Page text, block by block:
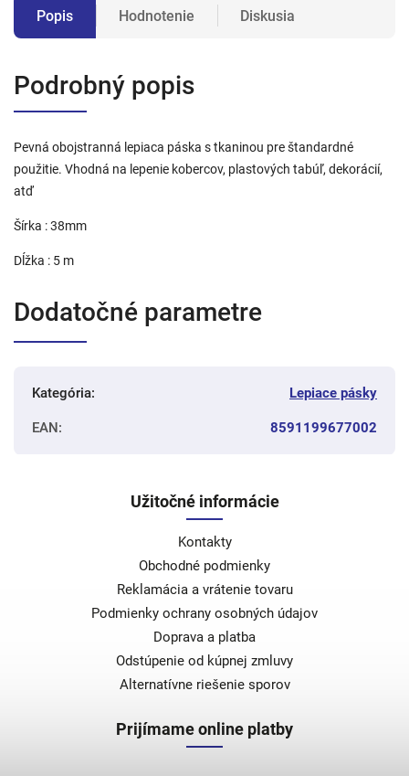
Popis Hodnotenie Diskusia
Podrobný popis
Pevná obojstranná lepiaca páska s tkaninou pre štandardné
použitie. Vhodná na lepenie kobercov, plastových tabúľ, dekorácií,
atď
Šírka : 38mm
Dĺžka : 5 m
Dodatočné parametre
Kategória: Lepiace pásky
EAN: 8591199677002
Užitočné informácie
Kontakty
Obchodné podmienky
Reklamácia a vrátenie tovaru
Podmienky ochrany osobných údajov
Doprava a platba
Odstúpenie od kúpnej zmluvy
Alternatívne riešenie sporov
Prijímame online platby